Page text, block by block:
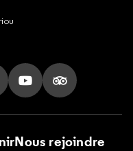
Tik Tok
sur X
nous sur LinkedIn
Suivez nous sur
Suivez nous
Nous rejoindre